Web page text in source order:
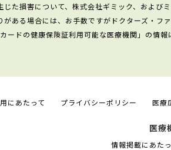
じた損害について、株式会社ギミック、および
がある場合には、お手数ですがドクターズ・フ
ードの健康保険証利用可能な医療機関」の情
にあたって プライバシーポリシー 医療
医療
情報掲載にあた